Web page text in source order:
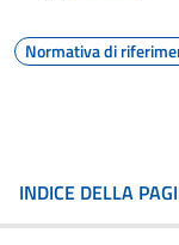
Normativa di
INDICE DELLA